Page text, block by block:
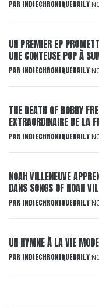
PAR INDIECHRONIQUEDAILY
UN PREMIER EP
UNE CONTEUSE POP À
PAR INDIECHRONIQUEDAILY
THE DEATH OF BOBBY
EXTRAORDINAIRE DE LA
PAR INDIECHRONIQUEDAILY
NOAH VILLENEUVE
DANS SONGS OF NOAH
PAR INDIECHRONIQUEDAILY
UN HYMNE À LA VIE
PAR INDIECHRONIQUEDAILY